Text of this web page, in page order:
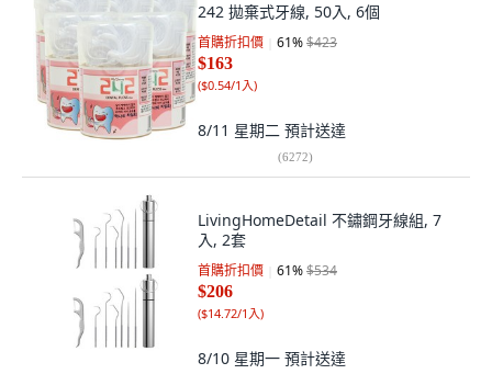
242 拋棄式牙線, 50入, 6個
首購折扣價 61%$423
$163
($0.54/1入)
8/11 星期二 預計送達
(6272)
LivingHomeDetail 不鏽鋼牙線組, 7
入, 2套
首購折扣價 61%$534
$206
($14.72/1入)
8/10 星期一 預計送達